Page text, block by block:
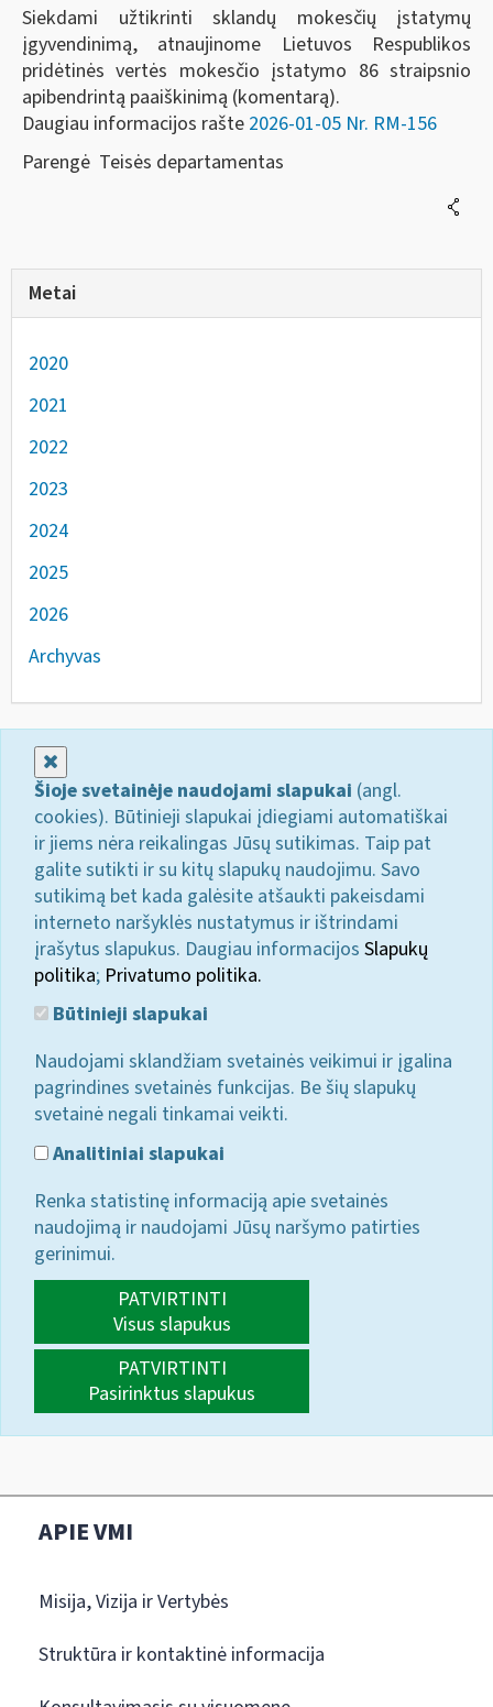
Siekdami užtikrinti sklandų mokesčių įstatymų
įgyvendinimą, atnaujinome Lietuvos Respublikos
pridėtinės vertės mokesčio įstatymo 86 straipsnio
apibendrintą paaiškinimą (komentarą).
Daugiau informacijos rašte 2026-01-05 Nr. RM-156
Parengė Teisės departamentas
Metai
2020
2021
2022
2023
2024
2025
2026
Archyvas
Šioje svetainėje naudojami slapukai (angl.
cookies). Būtinieji slapukai įdiegiami automatiškai
ir jiems nėra reikalingas Jūsų sutikimas. Taip pat
galite sutikti ir su kitų slapukų naudojimu. Savo
sutikimą bet kada galėsite atšaukti pakeisdami
interneto naršyklės nustatymus ir ištrindami
įrašytus slapukus. Daugiau informacijos Slapukų
politika; Privatumo politika.
Būtinieji slapukai
Naudojami sklandžiam svetainės veikimui ir įgalina
pagrindines svetainės funkcijas. Be šių slapukų
svetainė negali tinkamai veikti.
Analitiniai slapukai
Renka statistinę informaciją apie svetainės
naudojimą ir naudojami Jūsų naršymo patirties
gerinimui.
PATVIRTINTI
Visus slapukus
PATVIRTINTI
Pasirinktus slapukus
APIE VMI
Misija, Vizija ir Vertybės
Struktūra ir kontaktinė informacija